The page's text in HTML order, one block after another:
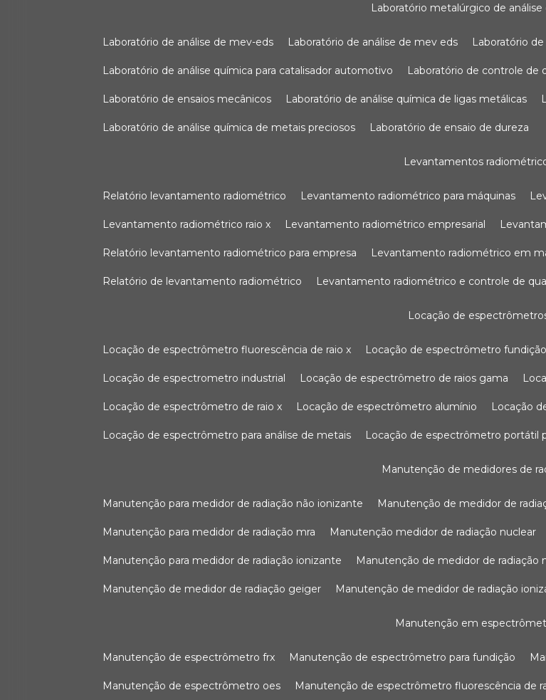
laboratório metalúrgico de análise
laboratório de análise de mev-eds laboratório de análise de mev eds laboratório
laboratório de análise química para catalisador automotivo laboratório de controle de
laboratório de ensaios mecânicos laboratório de análise química de ligas metálicas
laboratório de análise química de metais preciosos laboratório de ensaio de dureza
levantamentos
relatório levantamento radiométrico levantamento radiométrico para máquinas
levantamento radiométrico raio x levantamento radiométrico empresarial
relatório levantamento radiométrico para empresa levantamento radiométrico em
relatório de levantamento radiométrico levantamento radiométrico e controle de
locação de
locação de espectrômetro fluorescência de raio x locação de espectrômetro fundição
locação de espectrometro industrial locação de espectrômetro de raios gama
locação de espectrômetro de raio x locação de espectrômetro alumínio locação
locação de espectrômetro para análise de metais locação de espectrômetro portátil
manutenção de medidores de
manutenção para medidor de radiação não ionizante manutenção de medidor de
manutenção para medidor de radiação mra manutenção medidor de radiação nuclear
manutenção para medidor de radiação ionizante manutenção de medidor de radiação
manutenção de medidor de radiação geiger manutenção de medidor de radiação
manutenção em
manutenção de espectrômetro frx manutenção de espectrômetro para fundição
manutenção de espectrômetro oes manutenção de espectrômetro fluorescência de